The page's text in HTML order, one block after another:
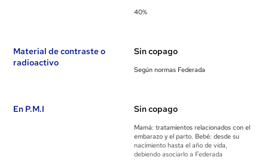
40%
Material de contraste o
radioactivo
Sin copago
Según normas Federada
En P.M.I Sin copago
Mamá: tratamientos relacionados con el
embarazo y el parto. Bebé: desde su
nacimiento hasta el año de vida,
debiendo asociarlo a Federada